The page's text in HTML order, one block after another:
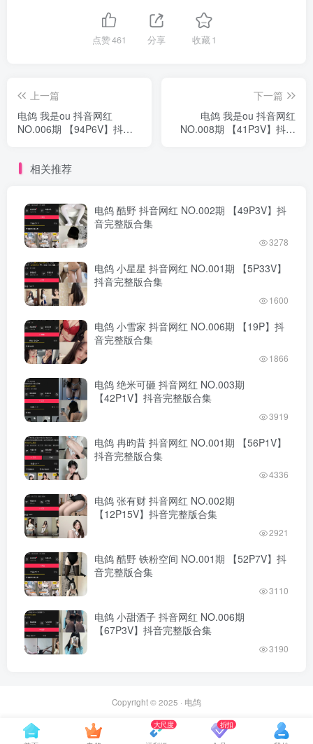
点赞461 分享 收藏1
上一篇
电鸽 我是ou 抖音网红
NO.006期 【94P6V】抖音
下一篇
电鸽 我是ou 抖音网红
NO.008期 【41P3V】抖音
相关推荐
电鸽 酷野 抖音网红 NO.002期 【49P3V】抖
音完整版合集
3278
电鸽 小星星 抖音网红 NO.001期 【5P33V】
抖音完整版合集
1600
电鸽 小雪家 抖音网红 NO.006期 【19P】抖
音完整版合集
1866
电鸽 绝米可砸 抖音网红 NO.003期
【42P1V】抖音完整版合集
3919
电鸽 冉昀昔 抖音网红 NO.001期 【56P1V】
抖音完整版合集
4336
电鸽 张有财 抖音网红 NO.002期
【12P15V】抖音完整版合集
2921
电鸽 酷野 铁粉空间 NO.001期 【52P7V】抖
音完整版合集
3110
电鸽 小甜酒子 抖音网红 NO.006期
【67P3V】抖音完整版合集
3190
Copyright © 2025 · 电鸽
大尺度 折扣